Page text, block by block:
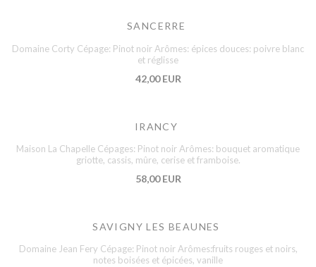
SANCERRE
Domaine Corty Cépage: Pinot noir Arômes: épices douces: poivre blanc
et réglisse
42,00 EUR
IRANCY
Maison La Chapelle Cépages: Pinot noir Arômes: bouquet aromatique
griotte, cassis, mûre, cerise et framboise.
58,00 EUR
SAVIGNY LES BEAUNES
Domaine Jean Fery Cépage: Pinot noir Arômes:fruits rouges et noirs,
notes boisées et épicées, vanille